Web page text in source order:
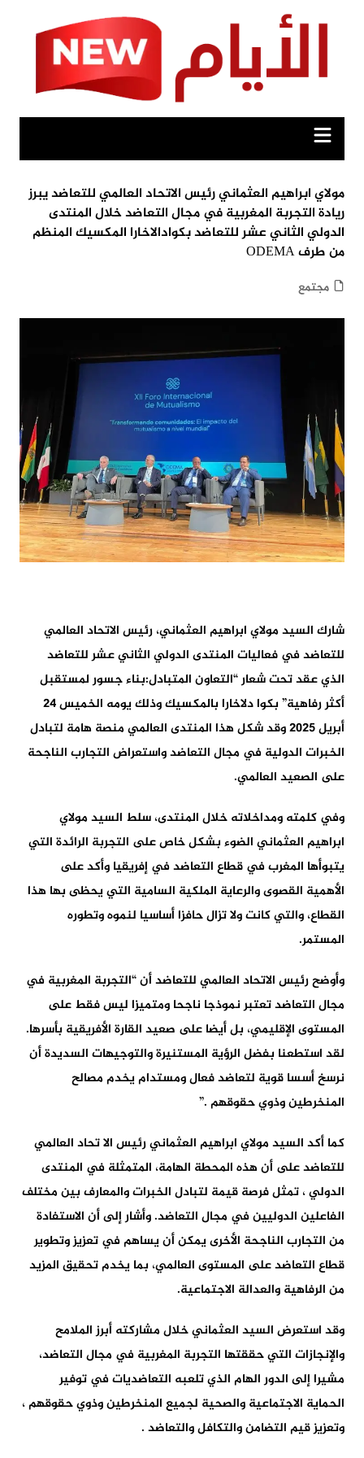
مولاي ابراهيم العثماني رئيس الاتحاد العالمي للتعاضد يبرز
ريادة التجربة المغربية في مجال التعاضد خلال المنتدى
الدولي الثاني عشر للتعاضد بكوادالاخارا المكسيك المنظم
من طرف ODEMA
مجتمع
شارك السيد مولاي ابراهيم العثماني، رئيس الاتحاد العالمي
للتعاضد في فعاليات المنتدى الدولي الثاني عشر للتعاضد
الذي عقد تحت شعار “التعاون المتبادل:بناء جسور لمستقبل
أكثر رفاهية” بكوا دلاخارا بالمكسيك وذلك يومه الخميس 24
أبريل 2025 وقد شكل هذا المنتدى العالمي منصة هامة لتبادل
الخبرات الدولية في مجال التعاضد واستعراض التجارب الناجحة
على الصعيد العالمي.
وفي كلمته ومداخلاته خلال المنتدى، سلط السيد مولاي
ابراهيم العثماني الضوء بشكل خاص على التجربة الرائدة التي
يتبوأها المغرب في قطاع التعاضد في إفريقيا وأكد على
الأهمية القصوى والرعاية الملكية السامية التي يحظى بها هذا
القطاع، والتي كانت ولا تزال حافزا أساسيا لنموه وتطوره
المستمر.
وأوضح رئيس الاتحاد العالمي للتعاضد أن “التجربة المغربية في
مجال التعاضد تعتبر نموذجا ناجحا ومتميزا ليس فقط على
المستوى الإقليمي، بل أيضا على صعيد القارة الأفريقية بأسرها.
لقد استطعنا بفضل الرؤية المستنيرة والتوجيهات السديدة أن
نرسخ أسسا قوية لتعاضد فعال ومستدام يخدم مصالح
المنخرطين وذوي حقوقهم .”
كما أكد السيد مولاي ابراهيم العثماني رئيس الا تحاد العالمي
للتعاضد على أن هذه المحطة الهامة، المتمثلة في المنتدى
الدولي ، تمثل فرصة قيمة لتبادل الخبرات والمعارف بين مختلف
الفاعلين الدوليين في مجال التعاضد. وأشار إلى أن الاستفادة
من التجارب الناجحة الأخرى يمكن أن يساهم في تعزيز وتطوير
قطاع التعاضد على المستوى العالمي، بما يخدم تحقيق المزيد
من الرفاهية والعدالة الاجتماعية.
وقد استعرض السيد العثماني خلال مشاركته أبرز الملامح
والإنجازات التي حققتها التجربة المغربية في مجال التعاضد،
مشيرا إلى الدور الهام الذي تلعبه التعاضديات في توفير
الحماية الاجتماعية والصحية لجميع المنخرطين وذوي حقوقهم ،
وتعزيز قيم التضامن والتكافل والتعاضد .